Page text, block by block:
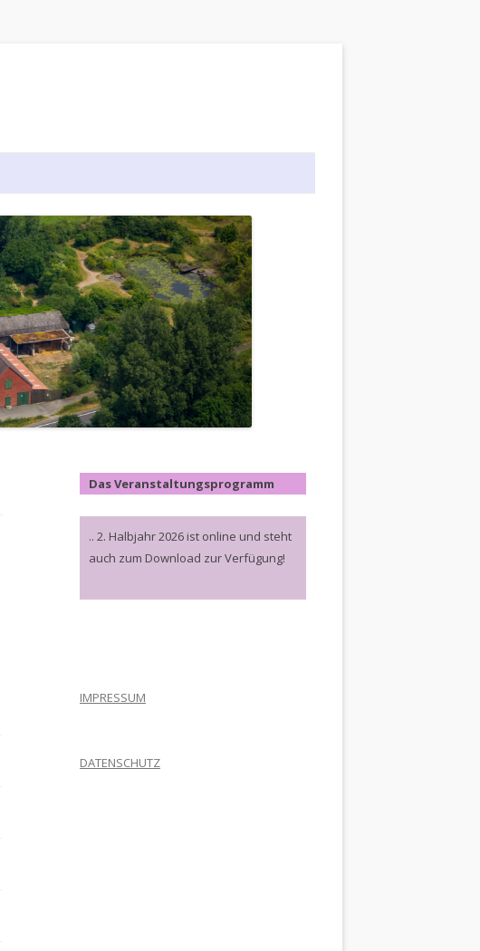
Das Veranstaltungsprogramm
.. 2. Halbjahr 2026 ist online und steht
auch zum Download zur Verfügung!
IMPRESSUM
DATENSCHUTZ